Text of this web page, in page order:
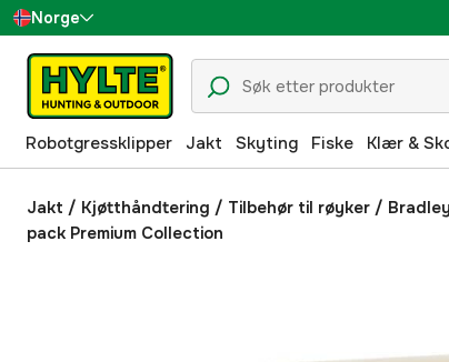
Norge
Sverige
Danmark
Suomi
Deutschland
Robotgressklipper Jakt Skyting Fiske Klær &
Jakt / Kjøtthåndtering / Tilbehør til røyker /
pack Premium Collection